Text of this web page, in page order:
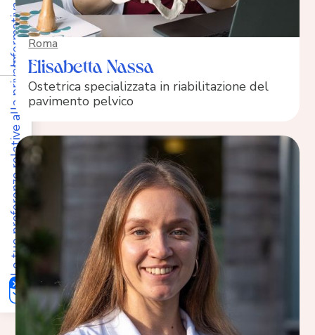
Roma
Elisabetta Nassa
Ostetrica specializzata in riabilitazione del
pavimento pelvico
Le tue preferenze relative alla privacy